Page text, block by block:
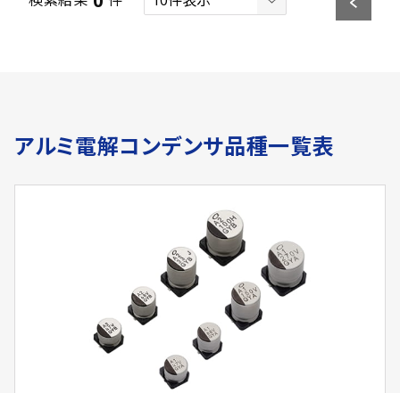
アルミ電解コンデンサ品種一覧表